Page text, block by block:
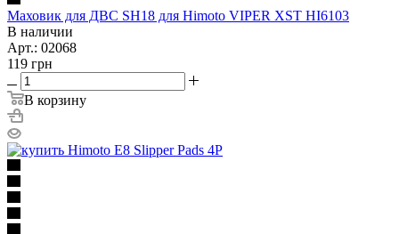
Маховик для ДВС SH18 для Himoto VIPER XST HI6103
В наличии
Арт.: 02068
119 грн
В корзину